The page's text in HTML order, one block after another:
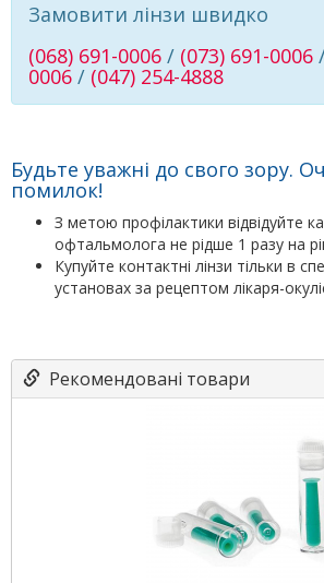
Замовити лінзи швидко
(068) 691-0006 / (073) 691-0006
0006 / (047) 254-4888
Будьте уважні до свого зору.
помилок!
З метою профілактики відвідуйте
офтальмолога не рідше 1 разу на
Купуйте контактні лінзи тільки в
установах за рецептом лікаря-
Рекомендовані товари